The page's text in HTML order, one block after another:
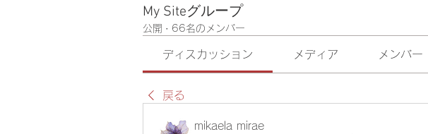
My Siteグループ
公開 · 66名のメンバー
ディスカッション メディア メンバー
戻る
mikaela mirae